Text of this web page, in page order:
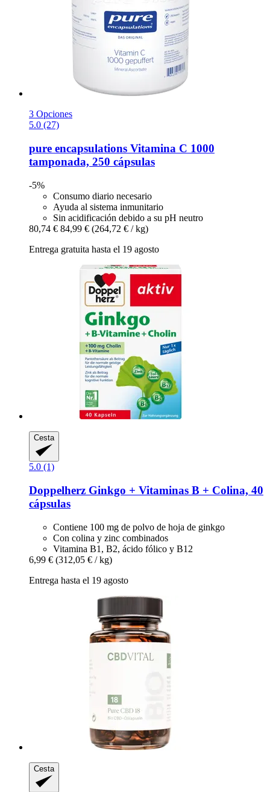
3 Opciones
5.0 (27)
pure encapsulations Vitamina C 1000
tamponada, 250 cápsulas
-5%
Consumo diario necesario
Ayuda al sistema inmunitario
Sin acidificación debido a su pH neutro
80,74 € 84,99 € (264,72 € / kg)
Entrega gratuita hasta el 19 agosto
Cesta
5.0 (1)
Doppelherz Ginkgo + Vitaminas B + Colina, 40
cápsulas
Contiene 100 mg de polvo de hoja de ginkgo
Con colina y zinc combinados
Vitamina B1, B2, ácido fólico y B12
6,99 € (312,05 € / kg)
Entrega hasta el 19 agosto
Cesta